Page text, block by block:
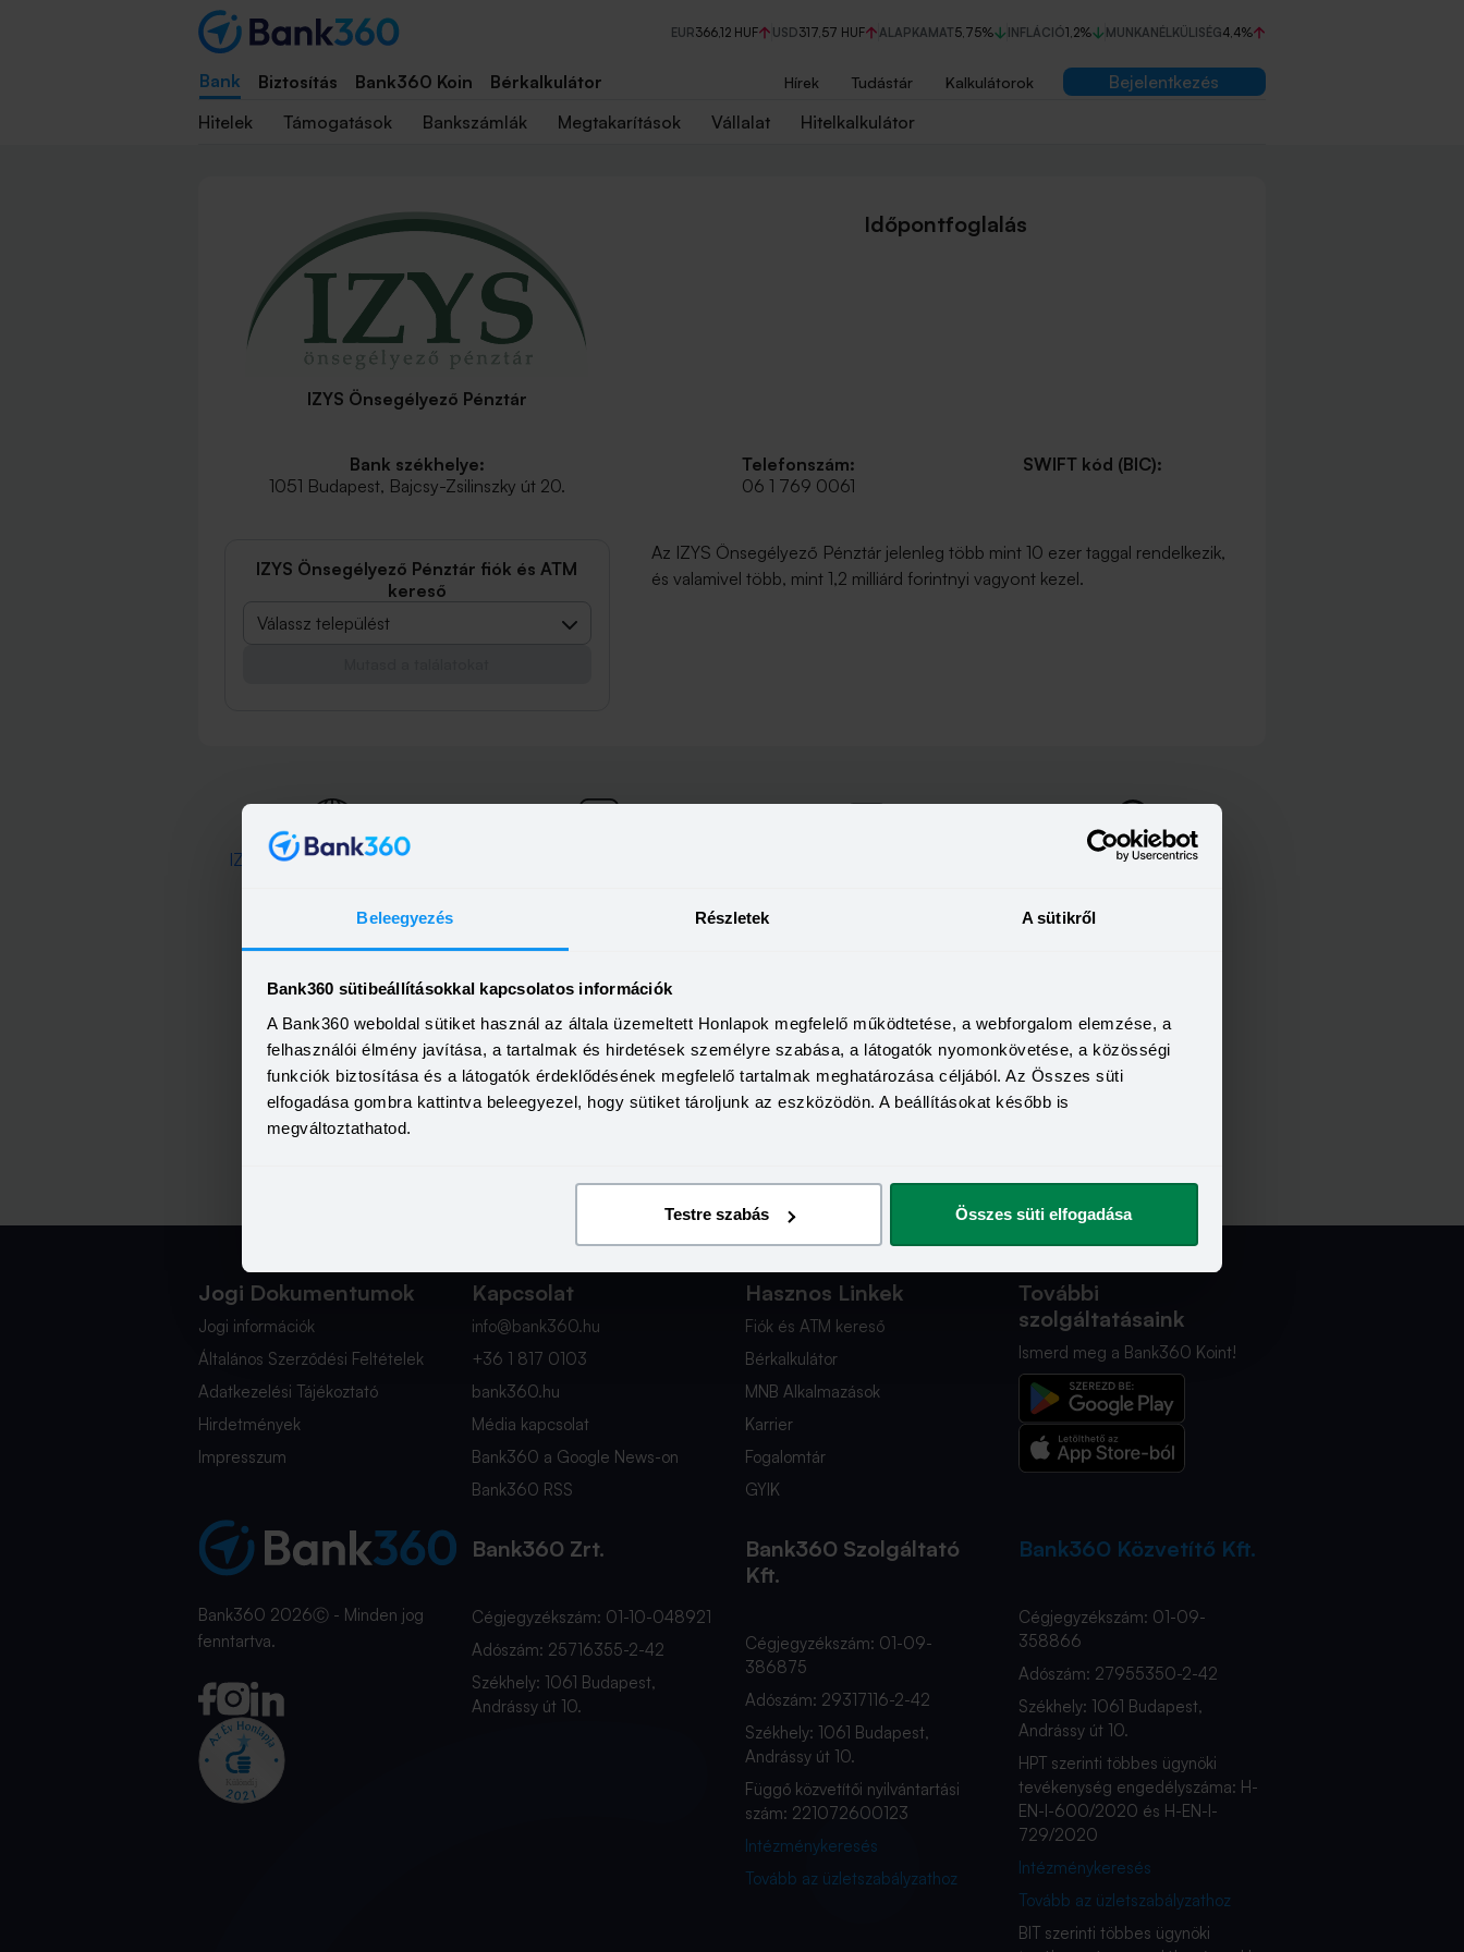
Beleegyezés Részletek A sütikről
Bank360 sütibeállításokkal kapcsolatos információk
A Bank360 weboldal sütiket használ az általa üzemeltett Honlapok megfelelő működtetése, a webforgalom elemzése, a
felhasználói élmény javítása, a tartalmak és hirdetések személyre szabása, a látogatók nyomonkövetése, a közösségi
funkciók biztosítása és a látogatók érdeklődésének megfelelő tartalmak meghatározása céljából. Az Összes süti
elfogadása gombra kattintva beleegyezel, hogy sütiket tároljunk az eszközödön. A beállításokat később is
megváltoztathatod.
Testre szabás Összes süti elfogadása
EUR366,12 HUF USD317,57 HUF ALAPKAMAT5,75% INFLÁCIÓ1,2% MUNKANÉLKÜLISÉG4,4%
Bank Biztosítás Bank360 Koin Bérkalkulátor Hírek Tudástár Kalkulátorok
Bejelentkezés
Hitelek
Támogatások Bankszámlák Megtakarítások Vállalat Hitelkalkulátor
IZYS Önsegélyező Pénztár
Időpontfoglalás
Bank székhelye:
1051 Budapest, Bajcsy-Zsilinszky út 20.
Telefonszám:
06 1 769 0061
SWIFT kód (BIC):
IZYS Önsegélyező Pénztár fiók és ATM
kereső
Válassz települést
Az IZYS Önsegélyező Pénztár jelenleg több mint 10 ezer taggal rendelkezik,
és valamivel több, mint 1,2 milliárd forintnyi vagyont kezel.
IZYS Önsegélyező Pénztár
Ügyfélszolgálat:
Telefonszám:
06 1 769 0061
IZYS Facebook oldal
Jogi Dokumentumok
Jogi információk
Általános Szerződési Feltételek
Adatkezelési Tájékoztató
Hirdetmények
Impresszum
Kapcsolat
info@bank360.hu
+36 1 817 0103
bank360.hu
Média kapcsolat
Bank360 a Google News-on
Bank360 RSS
Hasznos Linkek
Fiók és ATM kereső
Bérkalkulátor
MNB Alkalmazások
Karrier
Fogalomtár
GYIK
További
szolgáltatásaink
Ismerd meg a Bank360 Koint!
Bank360 2026Ⓒ - Minden jog
fenntartva.
Bank360 Zrt.
Cégjegyzékszám: 01-10-048921
Adószám: 25716355-2-42
Székhely: 1061 Budapest,
Andrássy út 10.
Bank360 Szolgáltató
Kft.
Cégjegyzékszám: 01-09-
386875
Adószám: 29317116-2-42
Székhely: 1061 Budapest,
Andrássy út 10.
Függő közvetítői nyilvántartási
szám: 221072600123
Intézménykeresés
Tovább az üzletszabályzathoz
Bank360 Közvetítő Kft.
Cégjegyzékszám: 01-09-
358866
Adószám: 27955350-2-42
Székhely: 1061 Budapest,
Andrássy út 10.
HPT szerinti többes ügynöki
tevékenység engedélyszáma: H-
EN-I-600/2020 és H-EN-I-
729/2020
Intézménykeresés
Tovább az üzletszabályzathoz
BIT szerinti többes ügynöki